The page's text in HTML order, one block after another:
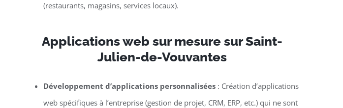
(restaurants, magasins, services locaux).
Applications web sur mesure sur Saint-
Julien-de-Vouvantes
Développement d’applications personnalisées : Création d’applications
web spécifiques à l’entreprise (gestion de projet, CRM, ERP, etc.) qui ne sont